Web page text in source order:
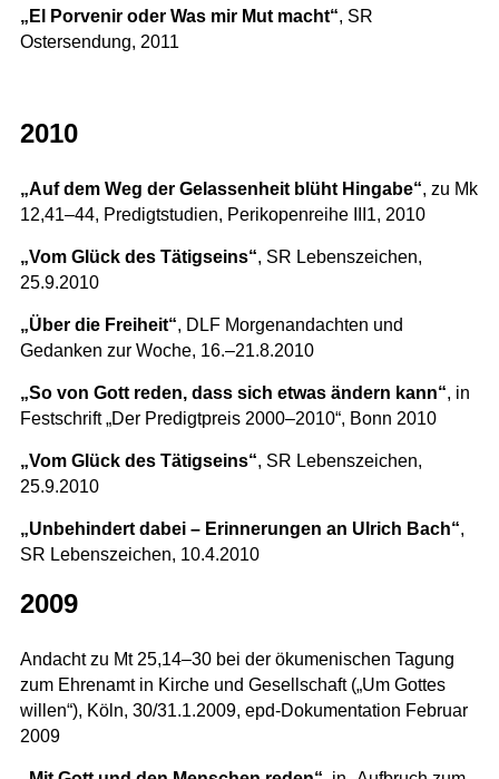
„El Porvenir oder Was mir Mut macht“, SR
Ostersendung, 2011
2010
„Auf dem Weg der Gelassenheit blüht Hingabe“, zu Mk
12,41–44, Predigtstudien, Perikopenreihe III1, 2010
„Vom Glück des Tätigseins“, SR Lebenszeichen,
25.9.2010
„Über die Freiheit“, DLF Morgenandachten und
Gedanken zur Woche, 16.–21.8.2010
„So von Gott reden, dass sich etwas ändern kann“, in
Festschrift „Der Predigtpreis 2000–2010“, Bonn 2010
„Vom Glück des Tätigseins“, SR Lebenszeichen,
25.9.2010
„Unbehindert dabei – Erinnerungen an Ulrich Bach“,
SR Lebenszeichen, 10.4.2010
2009
Andacht zu Mt 25,14–30 bei der ökumenischen Tagung
zum Ehrenamt in Kirche und Gesellschaft („Um Gottes
willen“), Köln, 30/31.1.2009, epd-Dokumentation Februar
2009